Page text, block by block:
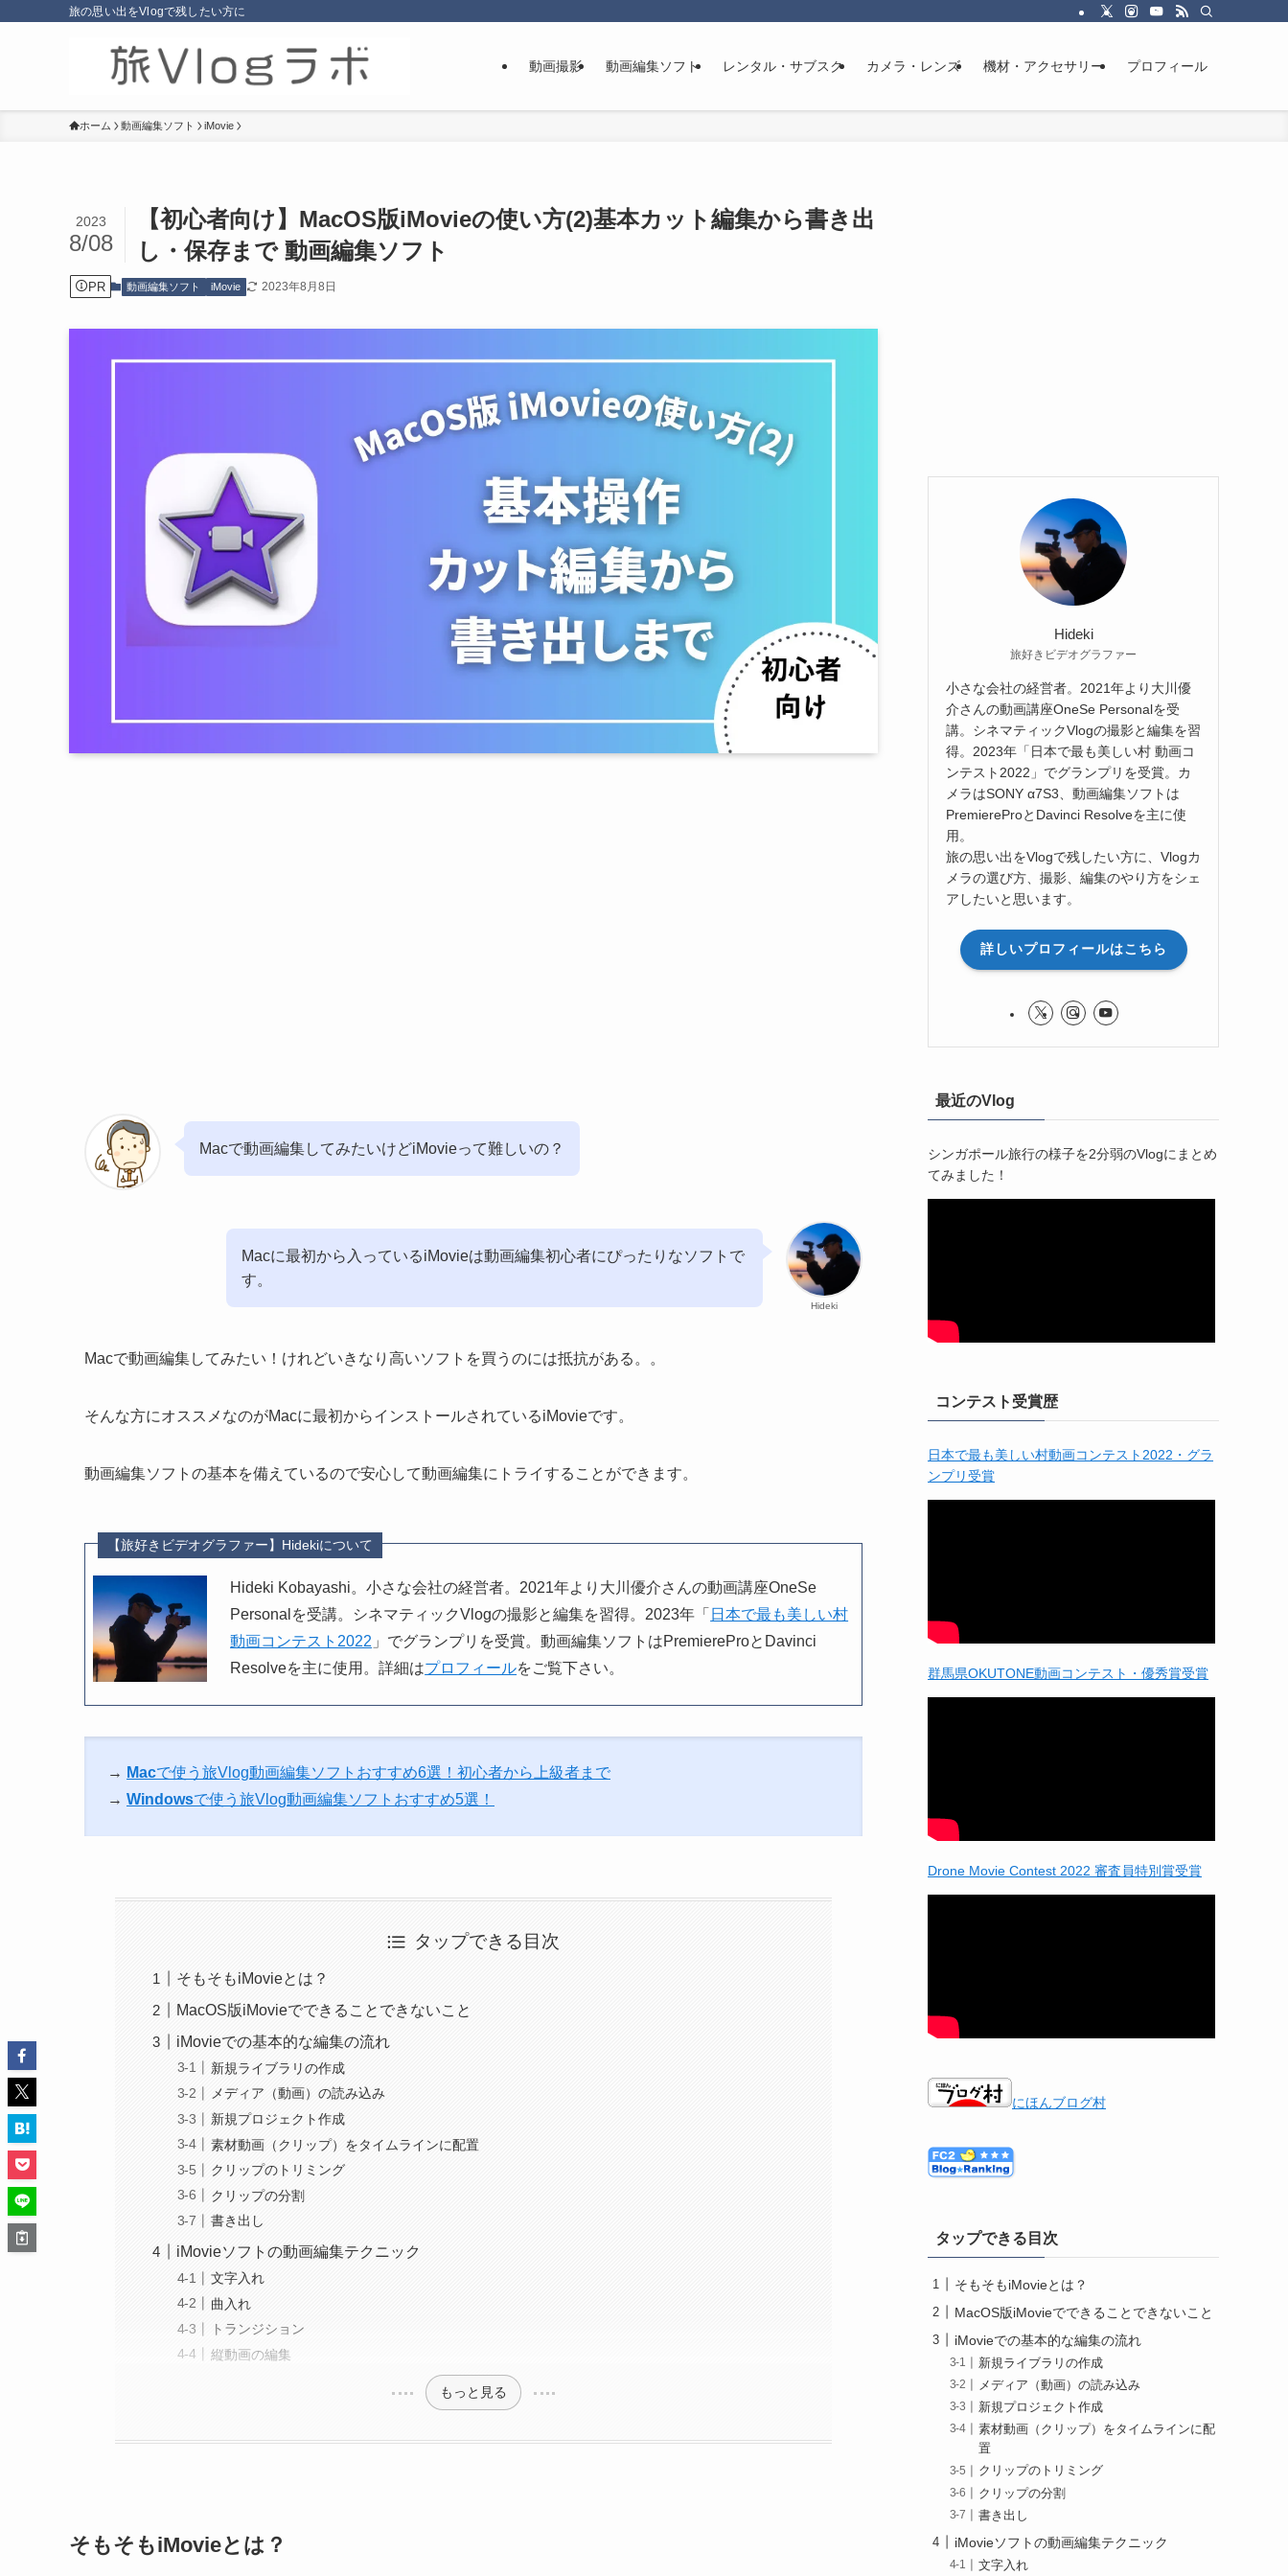
旅の思い出をVlogで残したい方に
動画撮影 動画編集ソフト レンタル・サブスク カメラ・レンズ 機材・アクセサリー プロフィール
ホーム 動画編集ソフト iMovie
【初心者向け】MacOS版iMovieの使い方(2)基本カット編集から書き出
し・保存まで 動画編集ソフト
2023
8/08
PR 動画編集ソフト iMovie 2023年8月8日
Macで動画編集してみたいけどiMovieって難しいの？
Hideki
Macに最初から入っているiMovieは動画編集初心者にぴったりなソフトで
す。
Macで動画編集してみたい！けれどいきなり高いソフトを買うのには抵抗がある。。
そんな方にオススメなのがMacに最初からインストールされているiMovieです。
動画編集ソフトの基本を備えているので安心して動画編集にトライすることができます。
【旅好きビデオグラファー】Hidekiについて
Hideki Kobayashi。小さな会社の経営者。2021年より大川優介さんの動画講座OneSe
Personalを受講。シネマティックVlogの撮影と編集を習得。2023年「 日本で最も美しい村
動画コンテスト2022 」でグランプリを受賞。動画編集ソフトはPremiereProとDavinci
Resolveを主に使用。詳細はプロフィールをご覧下さい。
→ Macで使う旅Vlog動画編集ソフトおすすめ6選！初心者から上級者まで
→ Windowsで使う旅Vlog動画編集ソフトおすすめ5選！
タップできる目次
そもそもiMovieとは？
MacOS版iMovieでできることできないこと
iMovieでの基本的な編集の流れ
新規ライブラリの作成
メディア（動画）の読み込み
新規プロジェクト作成
素材動画（クリップ）をタイムラインに配置
クリップのトリミング
クリップの分割
書き出し
iMovieソフトの動画編集テクニック
文字入れ
曲入れ
トランジション
縦動画の編集
もっと見る
そもそもiMovieとは？
Hideki
旅好きビデオグラファー
小さな会社の経営者。2021年より大川優
介さんの動画講座OneSe Personalを受
講。シネマティックVlogの撮影と編集を習
得。2023年「日本で最も美しい村 動画コ
ンテスト2022」でグランプリを受賞。カ
メラはSONY α7S3、動画編集ソフトは
PremiereProとDavinci Resolveを主に使
用。
旅の思い出をVlogで残したい方に、Vlogカ
メラの選び方、撮影、編集のやり方をシェ
アしたいと思います。
詳しいプロフィールはこちら
最近のVlog
シンガポール旅行の様子を2分弱のVlogにまとめ
てみました！
コンテスト受賞歴
日本で最も美しい村動画コンテスト2022・グラ
ンプリ受賞
群馬県OKUTONE動画コンテスト・優秀賞受賞
Drone Movie Contest 2022 審査員特別賞受賞
にほんブログ村
タップできる目次
そもそもiMovieとは？
MacOS版iMovieでできることできないこと
iMovieでの基本的な編集の流れ
新規ライブラリの作成
メディア（動画）の読み込み
新規プロジェクト作成
素材動画（クリップ）をタイムラインに配
置
クリップのトリミング
クリップの分割
書き出し
iMovieソフトの動画編集テクニック
文字入れ